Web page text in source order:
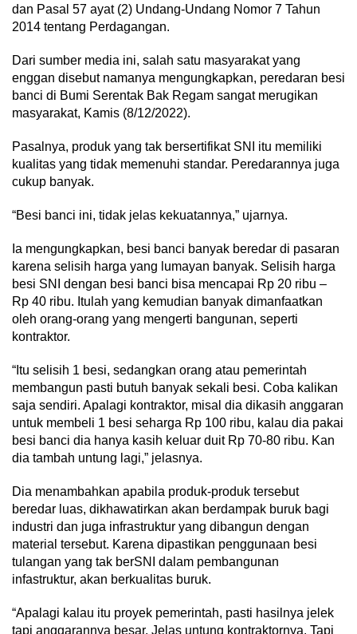
dan Pasal 57 ayat (2) Undang-Undang Nomor 7 Tahun
2014 tentang Perdagangan.
Dari sumber media ini, salah satu masyarakat yang
enggan disebut namanya mengungkapkan, peredaran besi
banci di Bumi Serentak Bak Regam sangat merugikan
masyarakat, Kamis (8/12/2022).
Pasalnya, produk yang tak bersertifikat SNI itu memiliki
kualitas yang tidak memenuhi standar. Peredarannya juga
cukup banyak.
“Besi banci ini, tidak jelas kekuatannya,” ujarnya.
Ia mengungkapkan, besi banci banyak beredar di pasaran
karena selisih harga yang lumayan banyak. Selisih harga
besi SNI dengan besi banci bisa mencapai Rp 20 ribu –
Rp 40 ribu. Itulah yang kemudian banyak dimanfaatkan
oleh orang-orang yang mengerti bangunan, seperti
kontraktor.
“Itu selisih 1 besi, sedangkan orang atau pemerintah
membangun pasti butuh banyak sekali besi. Coba kalikan
saja sendiri. Apalagi kontraktor, misal dia dikasih anggaran
untuk membeli 1 besi seharga Rp 100 ribu, kalau dia pakai
besi banci dia hanya kasih keluar duit Rp 70-80 ribu. Kan
dia tambah untung lagi,” jelasnya.
Dia menambahkan apabila produk-produk tersebut
beredar luas, dikhawatirkan akan berdampak buruk bagi
industri dan juga infrastruktur yang dibangun dengan
material tersebut. Karena dipastikan penggunaan besi
tulangan yang tak berSNI dalam pembangunan
infastruktur, akan berkualitas buruk.
“Apalagi kalau itu proyek pemerintah, pasti hasilnya jelek
tapi anggarannya besar. Jelas untung kontraktornya. Tapi